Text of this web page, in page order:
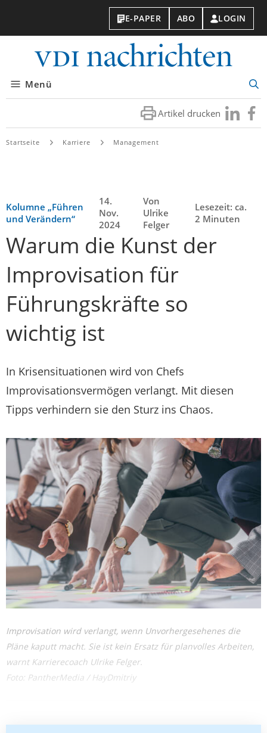
E-PAPER ABO LOGIN
Menü
Artikel drucken Besuchen
Sie
Sie
Startseite Karriere Management
Kolumne „Führen
und Verändern“
14.
Nov.
2024
Von
Ulrike
Felger
Lesezeit: ca.
2 Minuten
Warum die Kunst der
Improvisation für
Führungskräfte so
wichtig ist
In Krisensituationen wird von Chefs
Improvisationsvermögen verlangt. Mit diesen
Tipps verhindern sie den Sturz ins Chaos.
Improvisation wird verlangt, wenn Unvorhergesehenes die
Pläne kaputt macht. Sie ist kein Ersatz für planvolles Arbeiten,
warnt Karrierecoach Ulrike Felger.
Foto: PantherMedia / HayDmitriy